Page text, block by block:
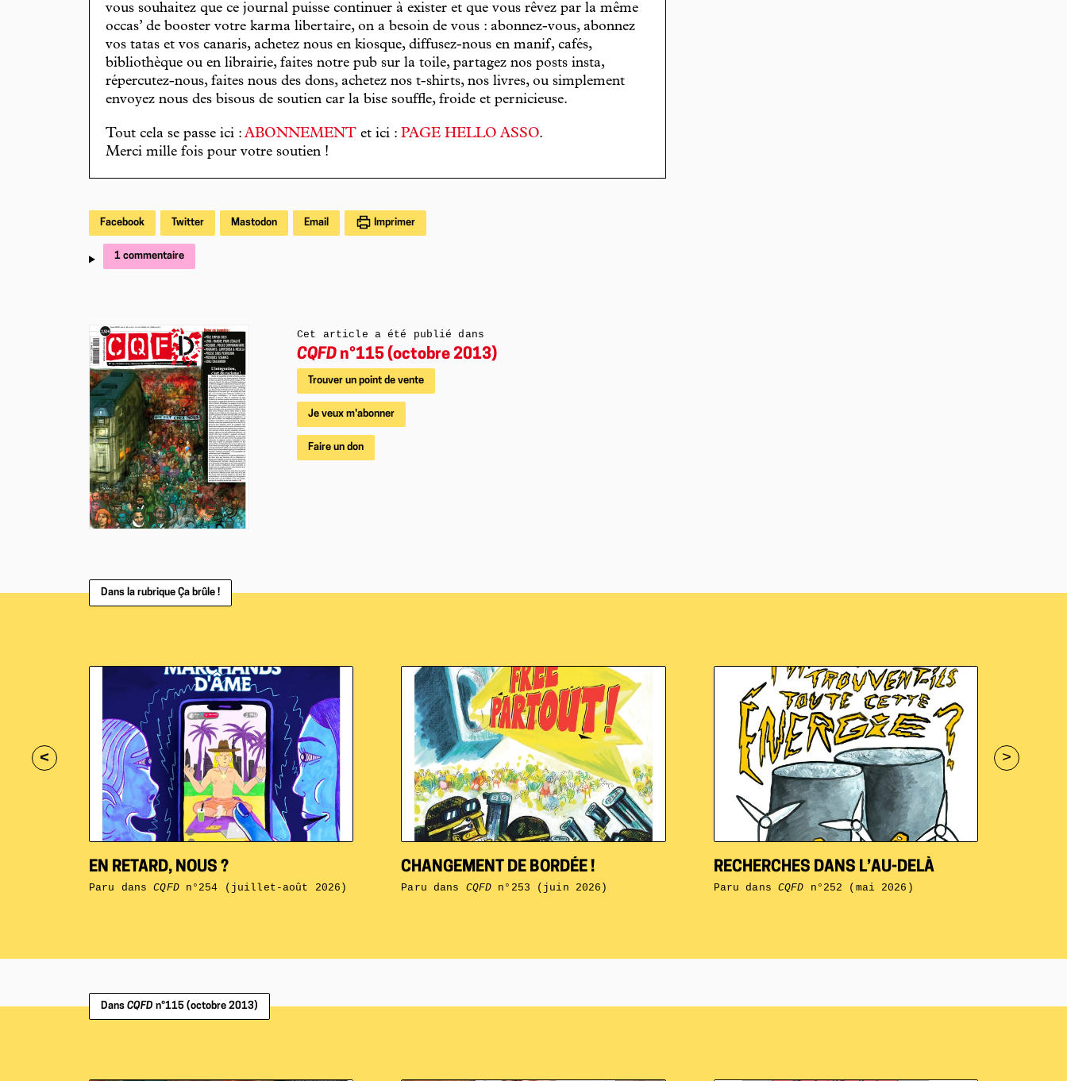
vous souhaitez que ce journal puisse continuer à exister et que vous rêvez par la même
occas’ de booster votre karma libertaire, on a besoin de vous : abonnez-vous, abonnez
vos tatas et vos canaris, achetez nous en kiosque, diffusez-nous en manif, cafés,
bibliothèque ou en librairie, faites notre pub sur la toile, partagez nos posts insta,
répercutez-nous, faites nous des dons, achetez nos t-shirts, nos livres, ou simplement
envoyez nous des bisous de soutien car la bise souffle, froide et pernicieuse.
Tout cela se passe ici : ABONNEMENT et ici : PAGE HELLO ASSO.
Merci mille fois pour votre soutien !
Facebook Twitter Mastodon Email Imprimer
1 commentaire
Cet article a été publié dans
CQFD n°115 (octobre 2013)
Trouver un point de vente
Je veux m'abonner
Faire un don
< >
Dans la rubrique Ça brûle !
EN RETARD, NOUS ?
Paru dansCQFDn°254 (juillet-août 2026)
CHANGEMENT DE BORDÉE !
Paru dans CQFD n°253 (juin 2026)
RECHERCHES DANS L’AU-DELÀ
Paru dans CQFD n°252 (mai 2026)
Dans CQFD n°115 (octobre 2013)